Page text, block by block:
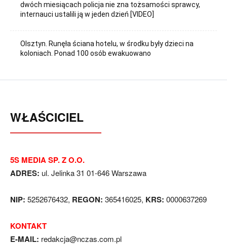
dwóch miesiącach policja nie zna tożsamości sprawcy,
internauci ustalili ją w jeden dzień [VIDEO]
Olsztyn. Runęła ściana hotelu, w środku były dzieci na
koloniach. Ponad 100 osób ewakuowano
WŁAŚCICIEL
5S MEDIA SP. Z O.O.
ADRES: ul. Jelinka 31 01-646 Warszawa
NIP: 5252676432, REGON: 365416025, KRS: 0000637269
KONTAKT
E-MAIL: redakcja@nczas.com.pl